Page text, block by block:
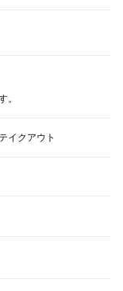
。
イクアウト